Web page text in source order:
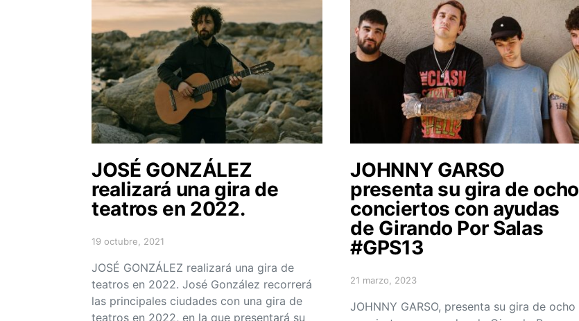
JOSÉ GONZÁLEZ
realizará una gira de
teatros en 2022.
Posted on
19 octubre, 2021
JOSÉ GONZÁLEZ realizará una gira de
teatros en 2022. José González recorrerá
las principales ciudades con una gira de
teatros en 2022, en la que presentará su
JOHNNY GARSO
presenta su gira de ocho
conciertos con ayudas
de Girando Por Salas
#GPS13
Posted on
21 marzo, 2023
JOHNNY GARSO, presenta su gira de ocho